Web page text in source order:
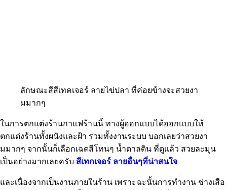
ลักษณะสีสีเทคเจอร์ ลายไข่ปลา ที่ค่อยข้างจะสวยงา
มมากๆ
ในการตกแต่งร้านกาแฟร้านนี้ ทางผู้ออกแบบได้ออกแบบให้
ตกแต่งร้านทั้งผนังและฝ้า รวมทั้งงานระบบ บอกเลยว่าสวยงา
มมากๆ จากนั้นก็เลือกเฉดสีโทนๆ น้ำตาลดิน ที่ดูเเล้ว สวยละมุน
เป็นอย่างมากเลยครับ สีเทกเจอร์ ลายอื่นๆที่น่าสนใจ
และเนื่องจากเป็นงานภายในร้าน เพราะฉะนั้นการทำงาน ช่างเสือ